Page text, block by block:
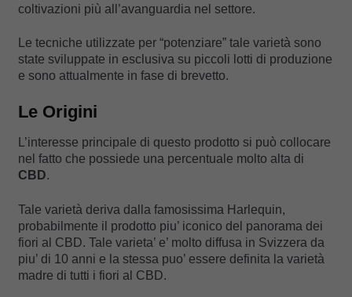
coltivazioni più all’avanguardia nel settore.
Le tecniche utilizzate per “potenziare” tale varietà sono
state sviluppate in esclusiva su piccoli lotti di produzione
e sono attualmente in fase di brevetto.
Le Origini
L’interesse principale di questo prodotto si può collocare
nel fatto che possiede una percentuale molto alta di
CBD.
Tale varietà deriva dalla famosissima Harlequin,
probabilmente il prodotto piu’ iconico del panorama dei
fiori al CBD. Tale varieta’ e’ molto diffusa in Svizzera da
piu’ di 10 anni e la stessa puo’ essere definita la varietà
madre di tutti i fiori al CBD.